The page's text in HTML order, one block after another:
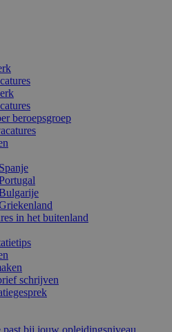
beroepsgroep
in het buitenland
schrijven
past bij jouw opleidingsniveau